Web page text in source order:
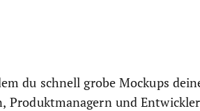
du schnell grobe Mockups
Produktmanagern und